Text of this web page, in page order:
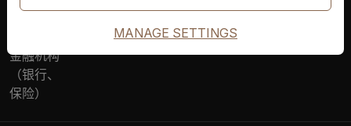
金融机构
（银行、
保险）
MANAGE SETTINGS